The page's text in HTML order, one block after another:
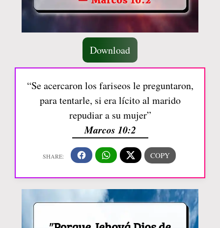
Download
“Se acercaron los fariseos le preguntaron,
para tentarle, si era lícito al marido
repudiar a su mujer”
Marcos 10:2